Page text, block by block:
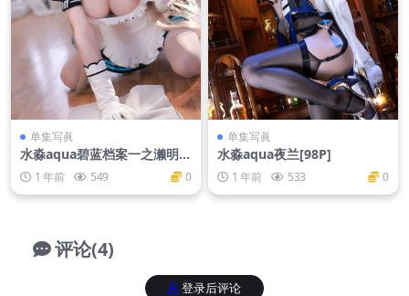
单集写眞
水淼aqua碧蓝档案一之濑明日
奈女仆
1 年前 549 0
单集写眞
水淼aqua夜兰[98P]
1 年前 533 0
评论(4)
登录后评论